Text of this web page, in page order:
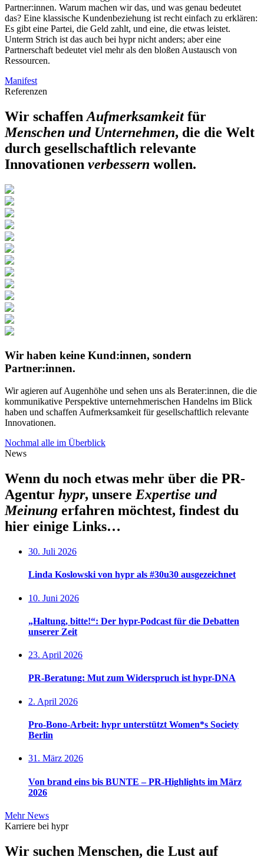
Partner:innen. Warum machen wir das, und was genau bedeutet
das? Eine klassische Kundenbeziehung ist recht einfach zu erklären:
Es gibt eine Partei, die Geld zahlt, und eine, die etwas leistet.
Unterm Strich ist das auch bei hypr nicht anders; aber eine
Partnerschaft bedeutet viel mehr als den bloßen Austausch von
Ressourcen.
Manifest
Referenzen
Wir schaffen Aufmerksamkeitfür
Menschen und Unternehmen, die die Welt
durch gesellschaftlich relevante
Innovationen verbessern wollen.
Wir haben keine Kund:innen, sondern
Partner:innen.
Wir agieren auf Augenhöhe und sehen uns als Berater:innen, die die
kommunikative Perspektive unternehmerischen Handelns im Blick
haben und schaffen Aufmerksamkeit für gesellschaftlich relevante
Innovationen.
Nochmal alle im Überblick
News
Wenn du noch etwas mehr über die PR-
Agentur hypr, unsere Expertise und
Meinung erfahren möchtest, findest du
hier einige Links…
30. Juli 2026
Linda Koslowski von hypr als #30u30 ausgezeichnet
10. Juni 2026
„Haltung, bitte!“: Der hypr-Podcast für die Debatten
unserer Zeit
23. April 2026
PR-Beratung: Mut zum Widerspruch ist hypr-DNA
2. April 2026
Pro-Bono-Arbeit: hypr unterstützt Women*s Society
Berlin
31. März 2026
Von brand eins bis BUNTE – PR-Highlights im März
2026
Mehr News
Karriere bei hypr
Wir suchen Menschen, die Lust auf